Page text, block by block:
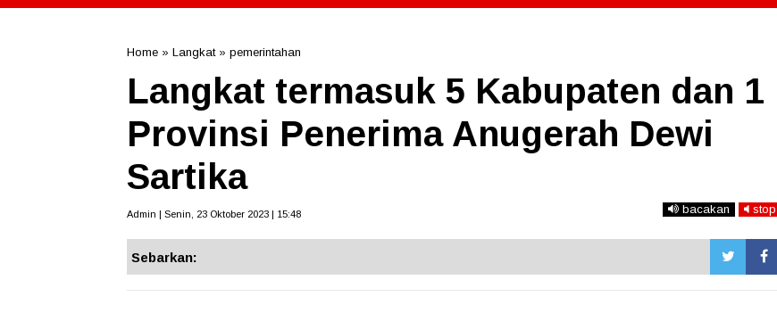
Home » Langkat» pemerintahan
Langkat termasuk 5 Kabupaten dan 1
Provinsi Penerima Anugerah Dewi
Sartika
Admin | Senin, 23 Oktober 2023 | 15:48 bacakan stop
Sebarkan: